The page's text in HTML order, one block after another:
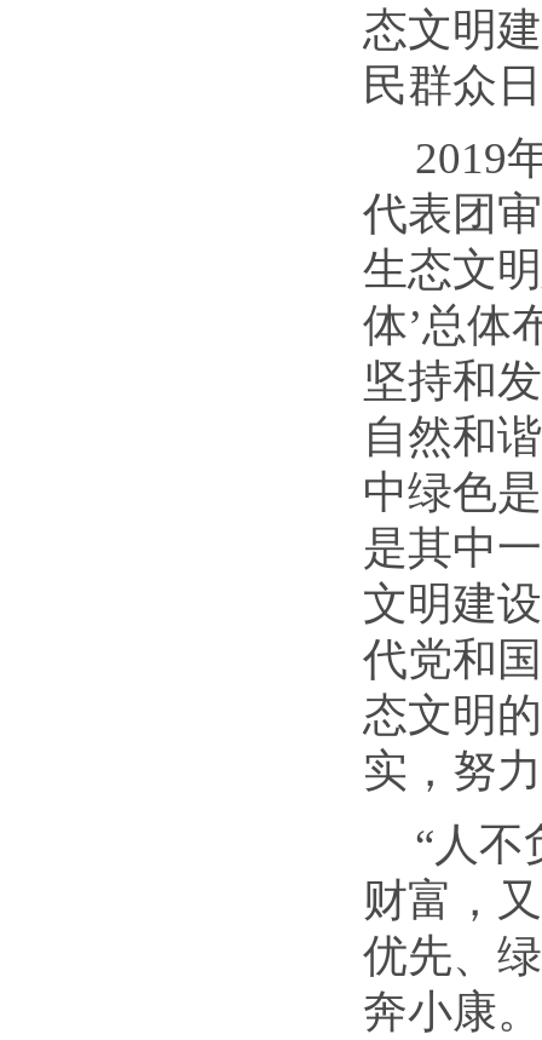
态文明
民群众
2019
代表团
生态文
体’总体
坚持和
自然和
中绿色
是其中
文明建
代党和
态文明
实，努
“人不
财富，
优先、
奔小康